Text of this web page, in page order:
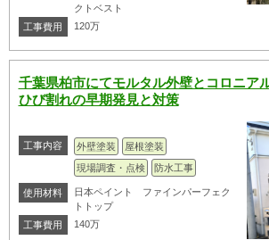
クトベスト
工事費用
120万
千葉県柏市にてモルタル外壁とコロニア
ひび割れの早期発見と対策
工事内容 外壁塗装
屋根塗装
現場調査・点検
防水工事
使用材料
日本ペイント ファインパーフェク
トトップ
工事費用
140万